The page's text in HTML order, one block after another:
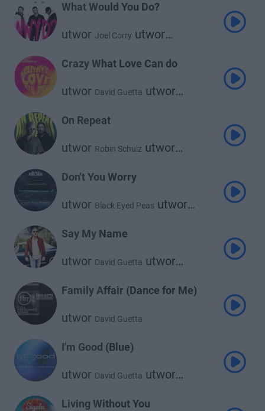
What Would You Do?
utwor Joel Corry utwor
Crazy What Love Can do
utwor David Guetta utwor
On Repeat
utwor Robin Schulz utwor
Don't You Worry
utwor Black Eyed Peas utwor
Say My Name
utwor David Guetta utwor
Family Affair (Dance for Me)
utwor David Guetta
I'm Good (Blue)
utwor David Guetta utwor
Living Without You